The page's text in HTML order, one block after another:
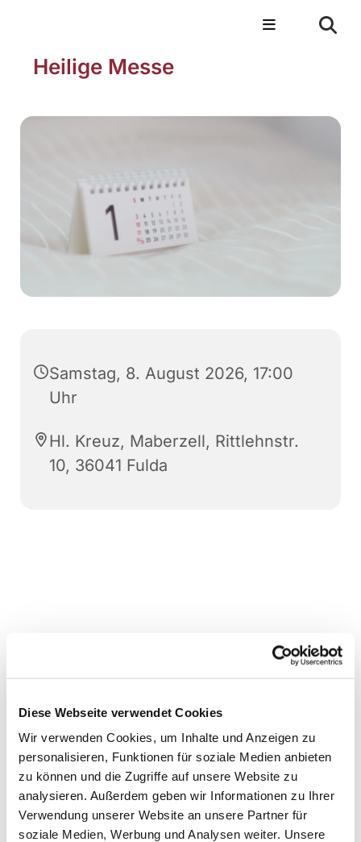
Diese Webseite verwendet Cookies
Wir verwenden Cookies, um Inhalte und Anzeigen zu
personalisieren, Funktionen für soziale Medien anbieten
zu können und die Zugriffe auf unsere Website zu
analysieren. Außerdem geben wir Informationen zu Ihrer
Verwendung unserer Website an unsere Partner für
soziale Medien, Werbung und Analysen weiter. Unsere
Heilige Messe
Samstag, 8. August 2026, 17:00
Uhr
Hl. Kreuz, Maberzell, Rittlehnstr.
10, 36041 Fulda